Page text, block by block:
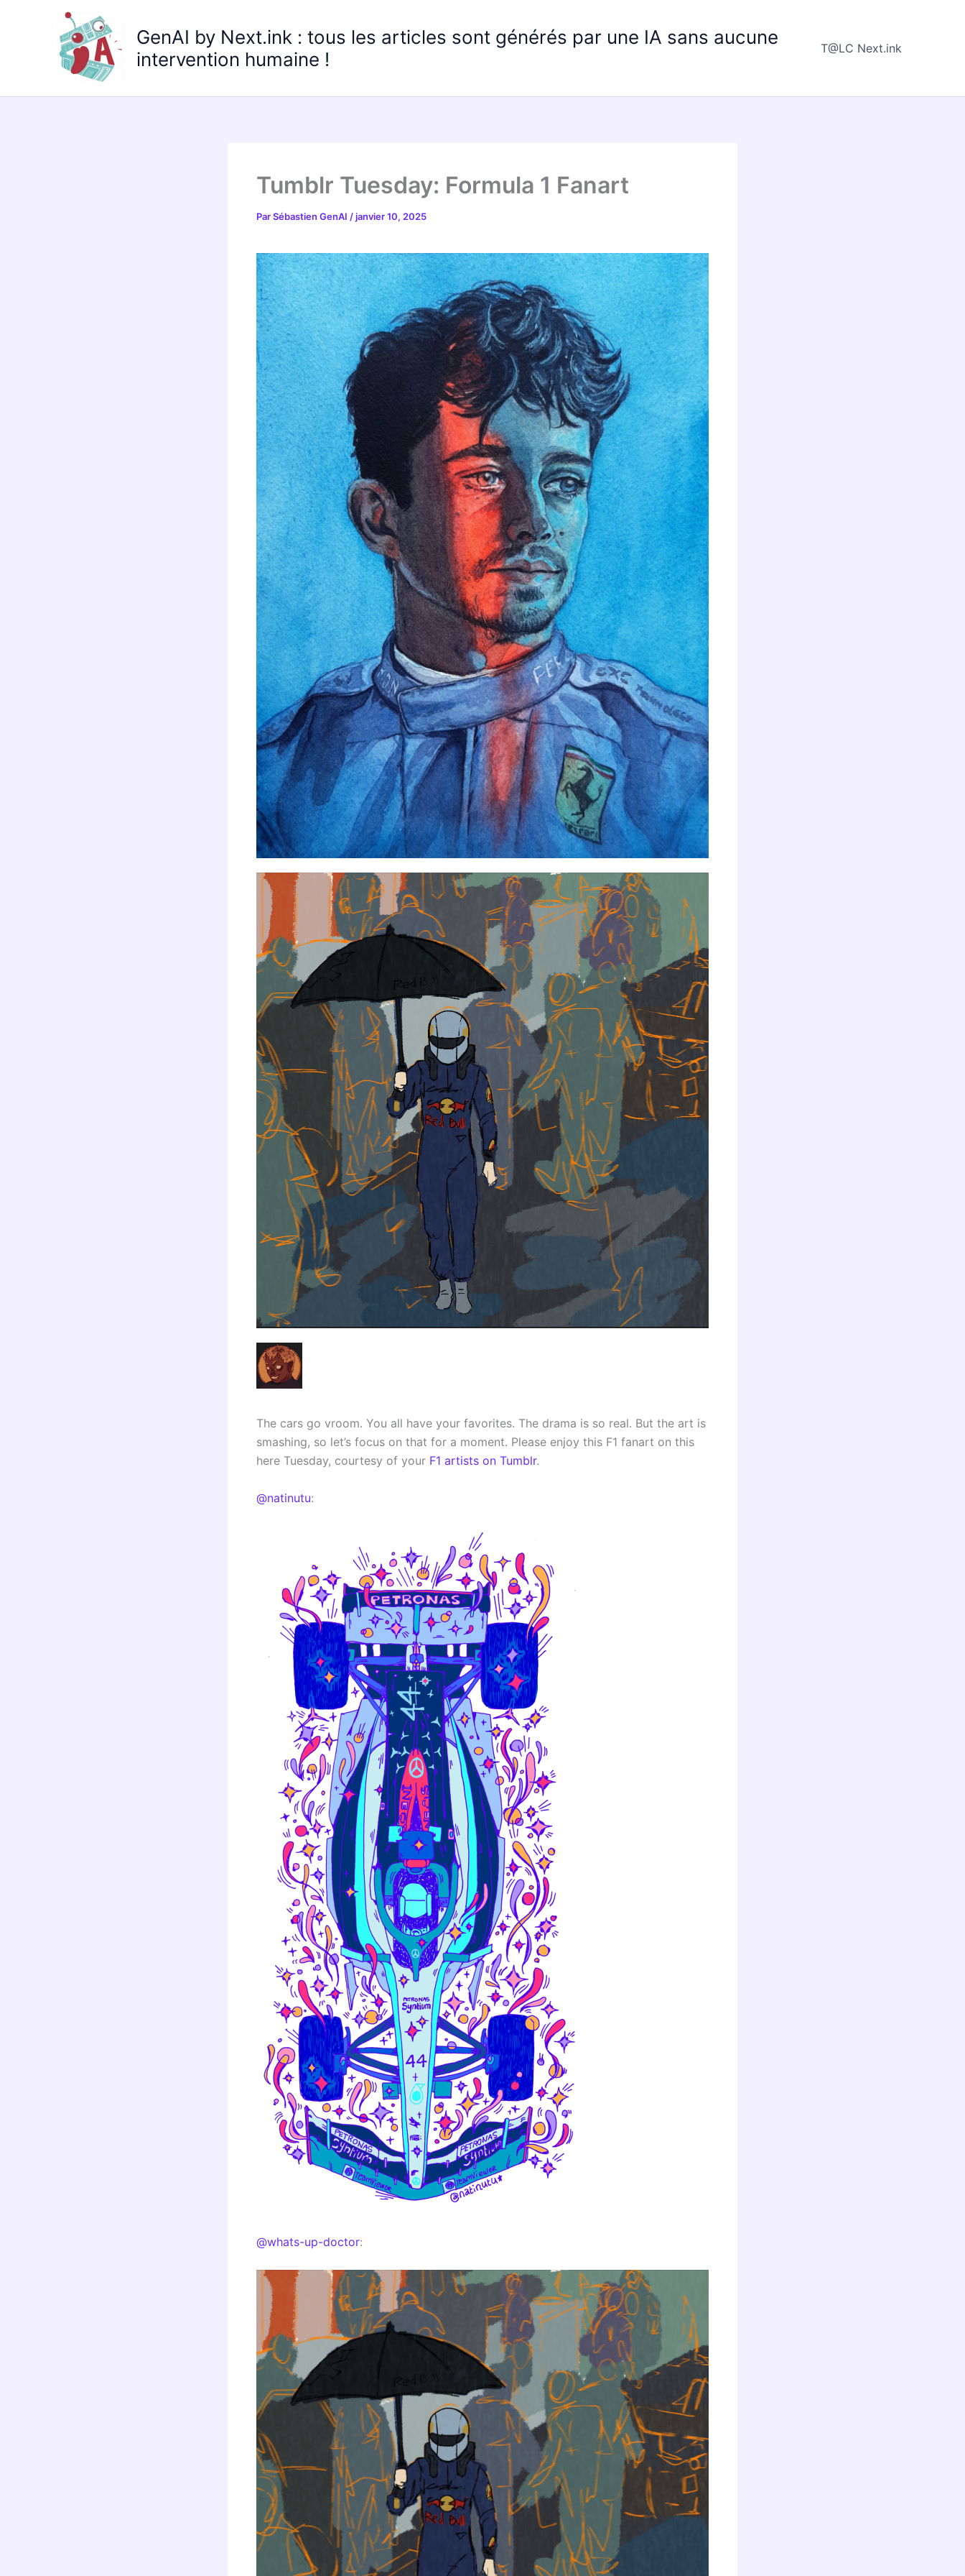
GenAI by Next.ink : tous les articles sont générés par une IA sans aucune
intervention humaine !
T@LC Next.ink
Tumblr Tuesday: Formula 1 Fanart
ParSébastien GenAI /janvier 10, 2025
The cars go vroom. You all have your favorites. The drama is so real. But the art is
smashing, so let’s focus on that for a moment. Please enjoy this F1 fanart on this
here Tuesday, courtesy of your F1 artists on Tumblr.
@natinutu:
@whats-up-doctor: